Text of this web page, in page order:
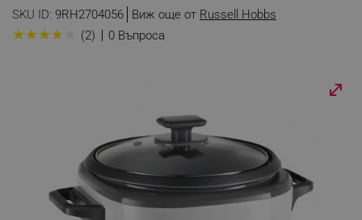
SKU ID: 9RH2704056 Виж още от Russell Hobbs
★★★★ (2) 0 Въпроса